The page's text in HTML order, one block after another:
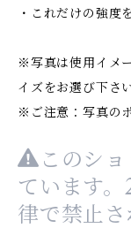
・これだけの強度
※写真は使用イメ
イズをお選び下さい
※ご注意：写真の
このシ
ています
律で禁止さ